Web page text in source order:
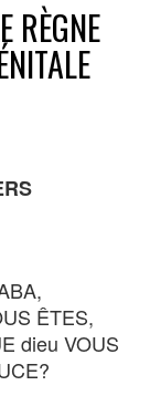
RÈGNE
ÊTES,
dieu VOUS